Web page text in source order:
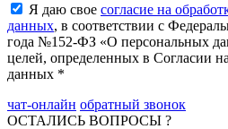
Я даю свое согласие на
данных, в соответствии с
года №152-ФЗ «О персональных
целей, определенных в Согласии
данных *
чат-онлайн обратный звонок
ОСТАЛИСЬ ВОПРОСЫ ?